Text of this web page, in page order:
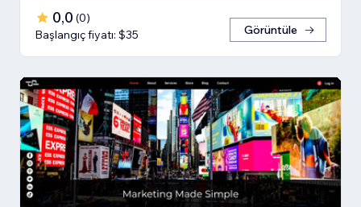
0,0 (0)
Başlangıç fiyatı: $35
Görüntüle